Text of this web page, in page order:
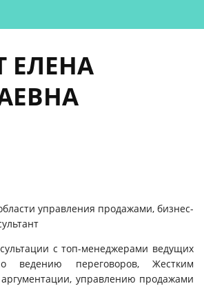
управления продажами, бизнес-
с топ-менеджерами ведущих
ведению переговоров, Жестким
аргументации, управлению продажами